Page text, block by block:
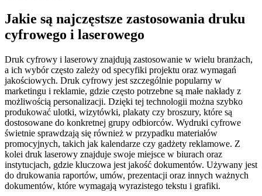
Jakie są najczęstsze zastosowania druku
cyfrowego i laserowego
Druk cyfrowy i laserowy znajdują zastosowanie w wielu branżach,
a ich wybór często zależy od specyfiki projektu oraz wymagań
jakościowych. Druk cyfrowy jest szczególnie popularny w
marketingu i reklamie, gdzie często potrzebne są małe nakłady z
możliwością personalizacji. Dzięki tej technologii można szybko
produkować ulotki, wizytówki, plakaty czy broszury, które są
dostosowane do konkretnej grupy odbiorców. Wydruki cyfrowe
świetnie sprawdzają się również w przypadku materiałów
promocyjnych, takich jak kalendarze czy gadżety reklamowe. Z
kolei druk laserowy znajduje swoje miejsce w biurach oraz
instytucjach, gdzie kluczowa jest jakość dokumentów. Używany jest
do drukowania raportów, umów, prezentacji oraz innych ważnych
dokumentów, które wymagają wyrazistego tekstu i grafiki.